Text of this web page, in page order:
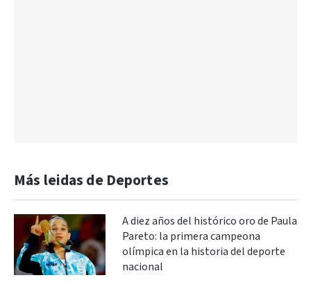
Más leidas de Deportes
A diez años del histórico oro de Paula
Pareto: la primera campeona
olímpica en la historia del deporte
nacional